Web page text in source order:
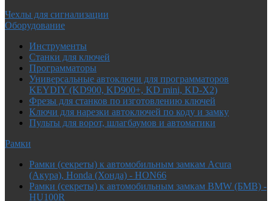
Чехлы для сигнализации
Оборудование
Инструменты
Cтанки для ключей
Программаторы
Универсальные автоключи для программаторов
KEYDIY (KD900, KD900+, KD mini, KD-X2)
Фрезы для станков по изготовлению ключей
Ключи для нарезки автоключей по коду и замку
Пульты для ворот, шлагбаумов и автоматики
Рамки
Рамки (секреты) к автомобильным замкам Acura
(Акура), Honda (Хонда) - HON66
Рамки (секреты) к автомобильным замкам BMW (БМВ) -
HU100R